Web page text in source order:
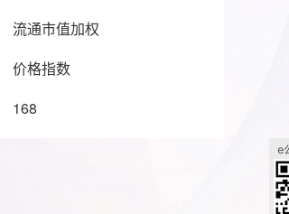
流通市值加权
价格指数
168